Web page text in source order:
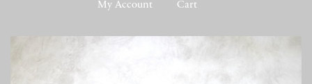
My Account Cart